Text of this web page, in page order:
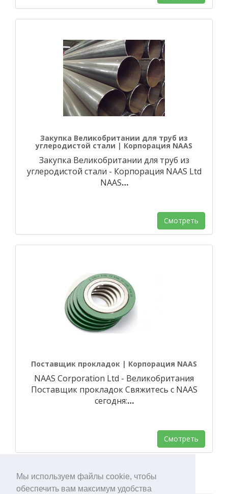
Мы используем файлы cookie, чтобы
обеспечить вам максимум удобства
Закупка Великобритании для труб из
углеродистой стали | Корпорация NAAS
Закупка Великобритании для труб из
углеродистой стали - Корпорация NAAS Ltd
NAAS…
Смотреть
Поставщик прокладок | Корпорация NAAS
NAAS Corporation Ltd - Великобритания
Поставщик прокладок Свяжитесь с NAAS
сегодня:…
Смотреть